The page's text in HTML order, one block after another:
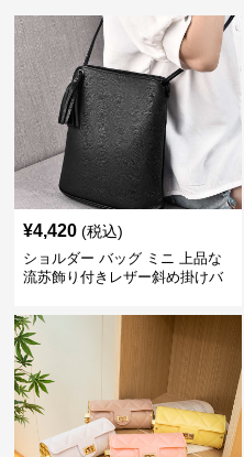
¥4,420 (税込)
ショルダー バッグ ミニ 上品な
流苏飾り付きレザー斜め掛けバ